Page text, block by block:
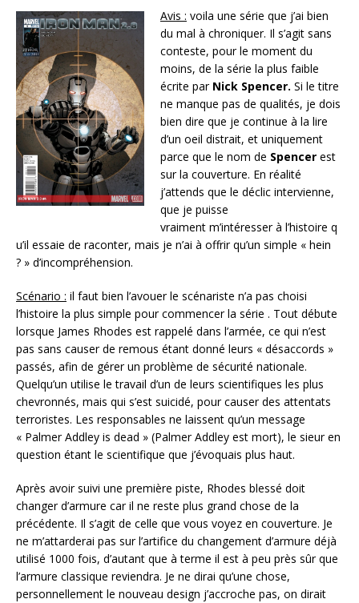
Avis : voila une série que j’ai bien
du mal à chroniquer. Il s’agit sans
conteste, pour le moment du
moins, de la série la plus faible
écrite par Nick Spencer. Si le titre
ne manque pas de qualités, je dois
bien dire que je continue à la lire
d’un oeil distrait, et uniquement
parce que le nom de Spencer est
sur la couverture. En réalité
j’attends que le déclic intervienne,
que je puisse
vraiment m’intéresser à l’histoire q
u’il essaie de raconter, mais je n’ai à offrir qu’un simple « hein
? » d’incompréhension.
Scénario : il faut bien l’avouer le scénariste n’a pas choisi
l’histoire la plus simple pour commencer la série . Tout débute
lorsque James Rhodes est rappelé dans l’armée, ce qui n’est
pas sans causer de remous étant donné leurs « désaccords »
passés, afin de gérer un problème de sécurité nationale.
Quelqu’un utilise le travail d’un de leurs scientifiques les plus
chevronnés, mais qui s’est suicidé, pour causer des attentats
terroristes. Les responsables ne laissent qu’un message
« Palmer Addley is dead » (Palmer Addley est mort), le sieur en
question étant le scientifique que j’évoquais plus haut.
Après avoir suivi une première piste, Rhodes blessé doit
changer d’armure car il ne reste plus grand chose de la
précédente. Il s’agit de celle que vous voyez en couverture. Je
ne m’attarderai pas sur l’artifice du changement d’armure déjà
utilisé 1000 fois, d’autant que à terme il est à peu près sûr que
l’armure classique reviendra. Je ne dirai qu’une chose,
personnellement le nouveau design j’accroche pas, on dirait